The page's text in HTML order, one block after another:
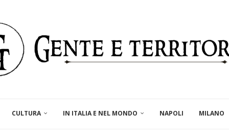
CULTURA IN ITALIA E NEL MONDO NAPOLI MILANO